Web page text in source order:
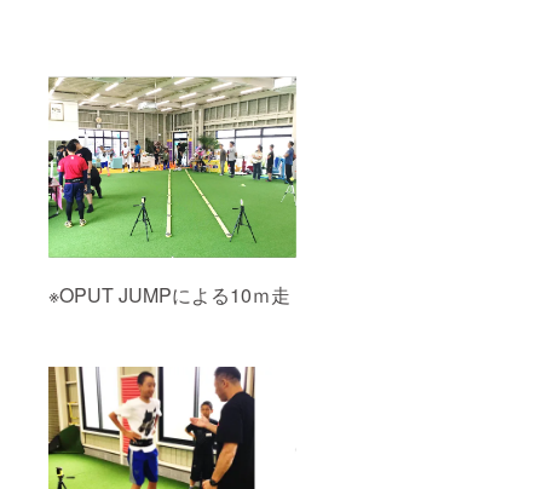
※OPUT JUMPによる10ｍ走